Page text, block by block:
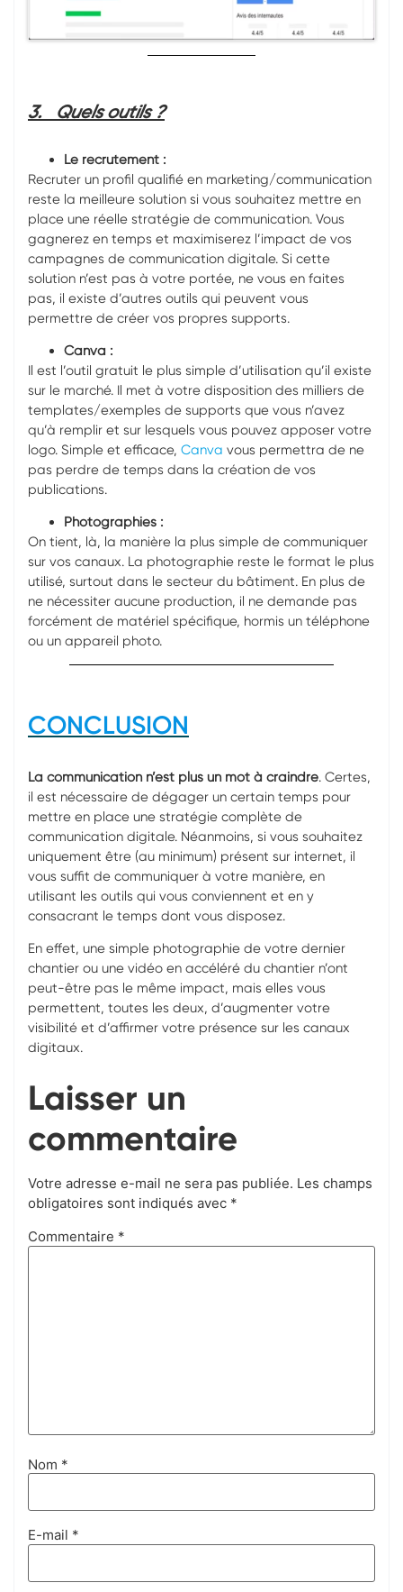
3. Quels outils ?
Le recrutement :
Recruter un profil qualifié en marketing/communication
reste la meilleure solution si vous souhaitez mettre en
place une réelle stratégie de communication. Vous
gagnerez en temps et maximiserez l’impact de vos
campagnes de communication digitale. Si cette
solution n’est pas à votre portée, ne vous en faites
pas, il existe d’autres outils qui peuvent vous
permettre de créer vos propres supports.
Canva :
Il est l’outil gratuit le plus simple d’utilisation qu’il existe
sur le marché. Il met à votre disposition des milliers de
templates/exemples de supports que vous n’avez
qu’à remplir et sur lesquels vous pouvez apposer votre
logo. Simple et efficace, Canva vous permettra de ne
pas perdre de temps dans la création de vos
publications.
Photographies :
On tient, là, la manière la plus simple de communiquer
sur vos canaux. La photographie reste le format le plus
utilisé, surtout dans le secteur du bâtiment. En plus de
ne nécessiter aucune production, il ne demande pas
forcément de matériel spécifique, hormis un téléphone
ou un appareil photo.
CONCLUSION
La communication n’est plus un mot à craindre. Certes,
il est nécessaire de dégager un certain temps pour
mettre en place une stratégie complète de
communication digitale. Néanmoins, si vous souhaitez
uniquement être (au minimum) présent sur internet, il
vous suffit de communiquer à votre manière, en
utilisant les outils qui vous conviennent et en y
consacrant le temps dont vous disposez.
En effet, une simple photographie de votre dernier
chantier ou une vidéo en accéléré du chantier n’ont
peut-être pas le même impact, mais elles vous
permettent, toutes les deux, d’augmenter votre
visibilité et d’affirmer votre présence sur les canaux
digitaux.
Laisser un
commentaire
Votre adresse e-mail ne sera pas publiée. Les champs
obligatoires sont indiqués avec *
Commentaire *
Nom *
E-mail *